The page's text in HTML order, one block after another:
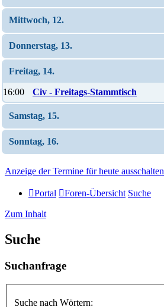
Mittwoch, 12.
Donnerstag, 13.
Freitag, 14.
16:00 Civ - Freitags-Stammtisch
Samstag, 15.
Sonntag, 16.
Anzeige der Termine für heute ausschalten
Portal Foren-Übersicht Suche
Zum Inhalt
Suche
Suchanfrage
Suche nach Wörtern: